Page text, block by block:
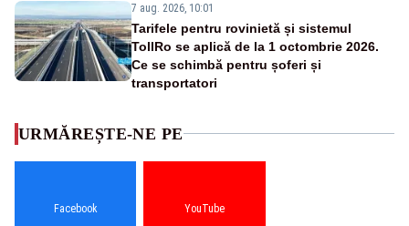
7 aug. 2026, 10:01
Tarifele pentru rovinietă și sistemul
TollRo se aplică de la 1 octombrie 2026.
Ce se schimbă pentru șoferi și
transportatori
URMĂREȘTE-NE PE
Facebook YouTube